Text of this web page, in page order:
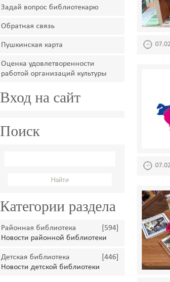
Задай вопрос библиотекарю
Обратная связь
Пушкинская карта
Оценка удовлетворенности
работой организаций культуры
Вход на сайт
Поиск
Категории раздела
Районная библиотека
[594]
Новости районной библиотеки
Детская библиотека
[446]
Новости детской библиотеки